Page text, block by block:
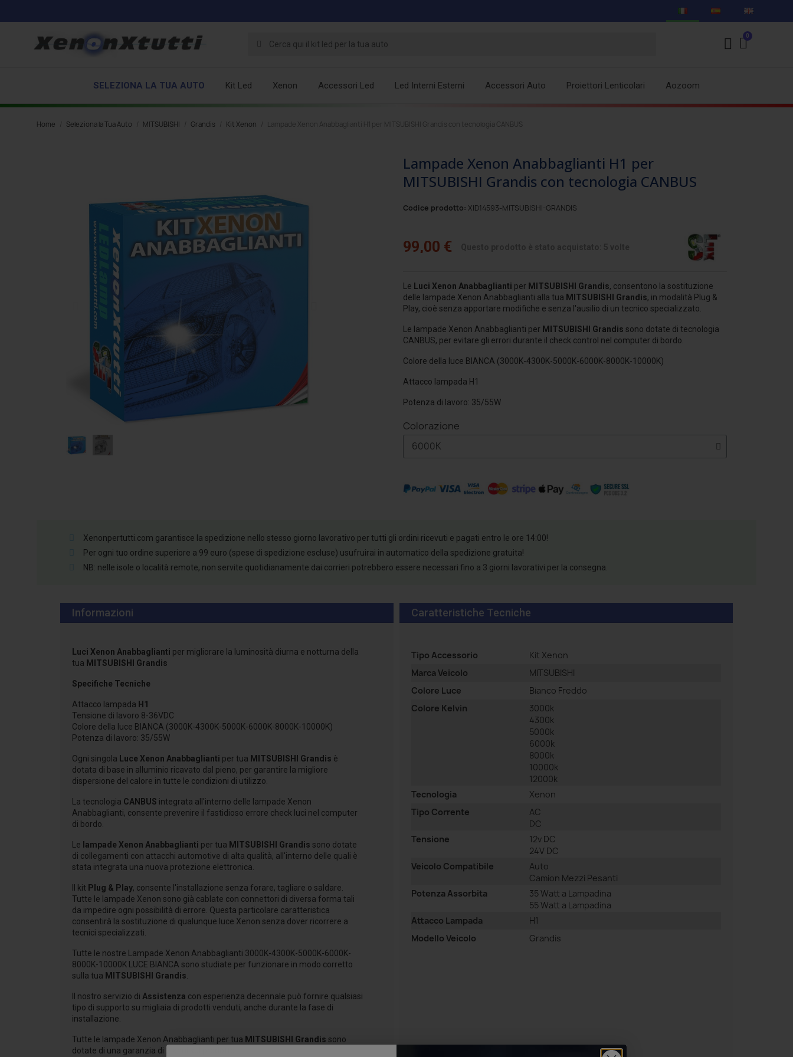
SELEZIONA LA TUA AUTO Kit Led Xenon Accessori Led Led Interni Esterni Accessori Auto Proiettori Lenticolari Aozoom
Home Seleziona la Tua Auto MITSUBISHI Grandis Kit Xenon Lampade Xenon Anabbaglianti H1 per MITSUBISHI Grandis con tecnologia CANBUS
Lampade Xenon Anabbaglianti H1 per
MITSUBISHI Grandis con tecnologia CANBUS
Codice prodotto: XID14593-MITSUBISHI-GRANDIS
99,00 €
Le Luci Xenon Anabbaglianti per MITSUBISHI Grandis, consentono la sostituzione
delle lampade Xenon Anabbaglianti alla tua MITSUBISHI Grandis, in modalità Plug &
Play, cioè senza apportare modifiche e senza l'ausilio di un tecnico specializzato.
Le lampade Xenon Anabbaglianti per MITSUBISHI Grandis sono dotate di tecnologia
CANBUS, per evitare gli errori durante il check control nel computer di bordo.
Colore della luce BIANCA (3000K-4300K-5000K-6000K-8000K-10000K)
Attacco lampada H1
Potenza di lavoro: 35/55W
Colorazione
Xenonpertutti.com garantisce la spedizione nello stesso giorno lavorativo per tutti gli ordini ricevuti e pagati entro le ore 14:00!
Per ogni tuo ordine superiore a 99 euro (spese di spedizione escluse) usufruirai in automatico della spedizione gratuita!
NB: nelle isole o località remote, non servite quotidianamente dai corrieri potrebbero essere necessari fino a 3 giorni lavorativi per la consegna.
Informazioni
Luci Xenon Anabbaglianti per migliorare la luminosità diurna e notturna della
tua MITSUBISHI Grandis
Specifiche Tecniche
Attacco lampada H1
Tensione di lavoro 8-36VDC
Colore della luce BIANCA (3000K-4300K-5000K-6000K-8000K-10000K)
Potenza di lavoro: 35/55W
Ogni singola Luce Xenon Anabbaglianti per tua MITSUBISHI Grandis è
dotata di base in alluminio ricavato dal pieno, per garantire la migliore
dispersione del calore in tutte le condizioni di utilizzo.
La tecnologia CANBUS integrata all'interno delle lampade Xenon
Anabbaglianti, consente prevenire il fastidioso errore check luci nel computer
di bordo.
Le lampade Xenon Anabbaglianti per tua MITSUBISHI Grandis sono dotate
di collegamenti con attacchi automotive di alta qualità, all'interno delle quali è
stata integrata una nuova protezione elettronica.
Il kit Plug & Play, consente l'installazione senza forare, tagliare o saldare.
Tutte le lampade Xenon sono già cablate con connettori di diversa forma tali
da impedire ogni possibilità di errore. Questa particolare caratteristica
consentirà la sostituzione di qualunque luce Xenon senza dover ricorrere a
tecnici specializzati.
Tutte le nostre Lampade Xenon Anabbaglianti 3000K-4300K-5000K-6000K-
8000K-10000K LUCE BIANCA sono studiate per funzionare in modo corretto
sulla tua MITSUBISHI Grandis.
Il nostro servizio di Assistenza con esperienza decennale può fornire qualsiasi
tipo di supporto su migliaia di prodotti venduti, anche durante la fase di
installazione.
Tutte le lampade Xenon Anabbaglianti per tua MITSUBISHI Grandis sono
dotate di una garanzia di 2 anni sul prodotto.
Caratteristiche Tecniche
Tipo Accessorio
Kit Xenon
Marca Veicolo
MITSUBISHI
Colore Luce
Bianco Freddo
Colore Kelvin
3000k
4300k
5000k
6000k
8000k
10000k
12000k
Tecnologia
Xenon
Tipo Corrente
AC
DC
Tensione
12v DC
24V DC
Veicolo Compatibile
Auto
Camion Mezzi Pesanti
Potenza Assorbita
35 Watt a Lampadina
55 Watt a Lampadina
Attacco Lampada
H1
Modello Veicolo
Grandis